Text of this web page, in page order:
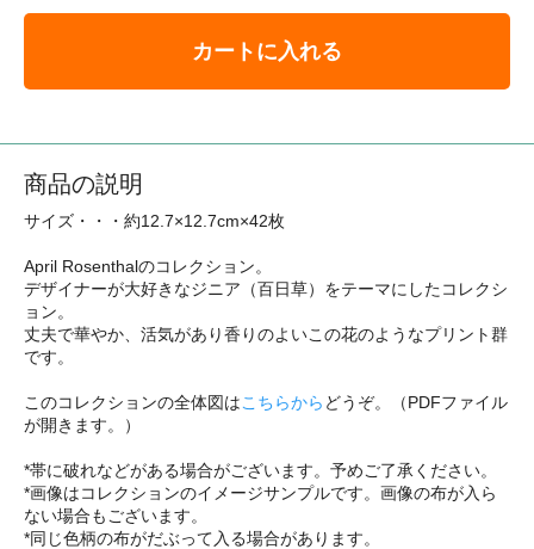
カートに入れる
商品の説明
サイズ・・・約12.7×12.7cm×42枚
April Rosenthalのコレクション。
デザイナーが大好きなジニア（百日草）をテーマにしたコレクシ
ョン。
丈夫で華やか、活気があり香りのよいこの花のようなプリント群
です。
このコレクションの全体図はこちらから どうぞ。（PDFファイル
が開きます。）
*帯に破れなどがある場合がございます。予めご了承ください。
*画像はコレクションのイメージサンプルです。画像の布が入ら
ない場合もございます。
*同じ色柄の布がだぶって入る場合があります。